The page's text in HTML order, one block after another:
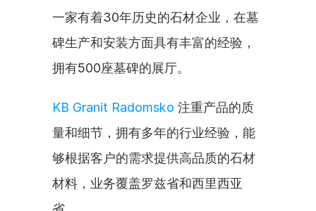
一家有着30年历史的石材企业，在墓
碑生产和安装方面具有丰富的经验，
拥有500座墓碑的展厅。
KB Granit Radomsko 注重产品的质
量和细节，拥有多年的行业经验，能
够根据客户的需求提供高品质的石材
材料，业务覆盖罗兹省和西里西亚